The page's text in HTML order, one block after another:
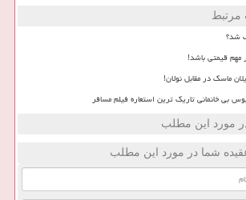
مرتبط
شد؟
مهم قیمتی باشد!
ماسک در مقابل نولان!
بی خانمانی تاریک ترین استعاره فیلم مسافر
مورد این مطلب
شما در مورد این مطلب